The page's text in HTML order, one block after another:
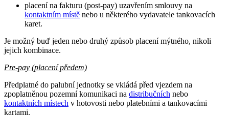
placení na fakturu (post-pay) uzavřením smlouvy na
kontaktním místě nebo u některého vydavatele tankovacích
karet.
Je možný buď jeden nebo druhý způsob placení mýtného, nikoli
jejich kombinace.
Pre-pay (placení předem)
Předplatné do palubní jednotky se vkládá před vjezdem na
zpoplatněnou pozemní komunikaci na distribučních nebo
kontaktních místech v hotovosti nebo platebními a tankovacími
kartami.